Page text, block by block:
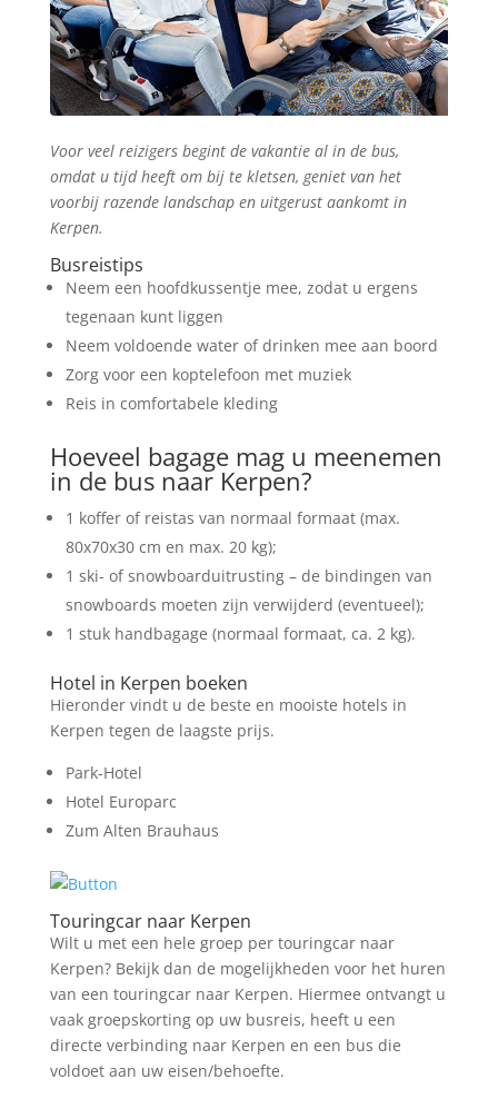
Voor veel reizigers begint de vakantie al in de bus,
omdat u tijd heeft om bij te kletsen, geniet van het
voorbij razende landschap en uitgerust aankomt in
Kerpen.
Busreistips
Neem een hoofdkussentje mee, zodat u ergens
tegenaan kunt liggen
Neem voldoende water of drinken mee aan boord
Zorg voor een koptelefoon met muziek
Reis in comfortabele kleding
Hoeveel bagage mag u meenemen
in de bus naar Kerpen?
1 koffer of reistas van normaal formaat (max.
80x70x30 cm en max. 20 kg);
1 ski- of snowboarduitrusting – de bindingen van
snowboards moeten zijn verwijderd (eventueel);
1 stuk handbagage (normaal formaat, ca. 2 kg).
Hotel in Kerpen boeken
Hieronder vindt u de beste en mooiste hotels in
Kerpen tegen de laagste prijs.
Park-Hotel
Hotel Europarc
Zum Alten Brauhaus
Touringcar naar Kerpen
Wilt u met een hele groep per touringcar naar
Kerpen? Bekijk dan de mogelijkheden voor het huren
van een touringcar naar Kerpen. Hiermee ontvangt u
vaak groepskorting op uw busreis, heeft u een
directe verbinding naar Kerpen en een bus die
voldoet aan uw eisen/behoefte.